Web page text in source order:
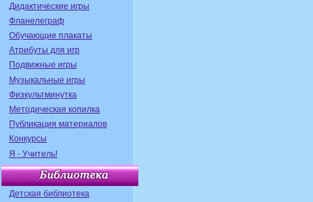
Дидактические игры
Фланелеграф
Обучающие плакаты
Атрибуты для игр
Подвижные игры
Музыкальные игры
Физкультминутка
Методическая копилка
Публикация материалов
Конкурсы
Я - Учитель!
Детская библиотека